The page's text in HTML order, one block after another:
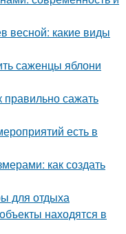
весной: какие виды
саженцы яблони
правильно сажать
есть в
как создать
для отдыха
находятся в